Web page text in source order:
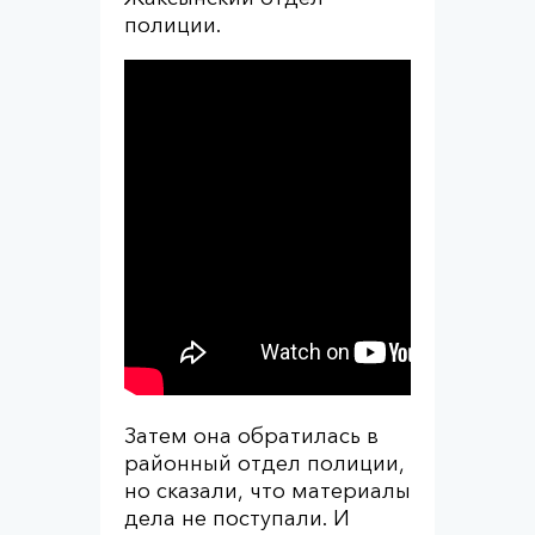
полиции.
Затем она обратилась в
районный отдел полиции,
но сказали, что материалы
дела не поступали. И